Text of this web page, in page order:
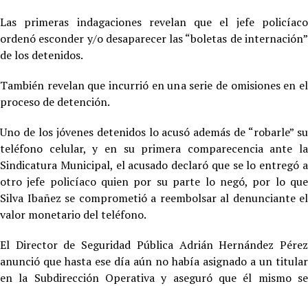
Las primeras indagaciones revelan que el jefe policíaco
ordenó esconder y/o desaparecer las “boletas de internación”
de los detenidos.
También revelan que incurrió en una serie de omisiones en el
proceso de detención.
Uno de los jóvenes detenidos lo acusó además de “robarle” su
teléfono celular, y en su primera comparecencia ante la
Sindicatura Municipal, el acusado declaró que se lo entregó a
otro jefe policíaco quien por su parte lo negó, por lo que
Silva Ibañez se comprometió a reembolsar al denunciante el
valor monetario del teléfono.
El Director de Seguridad Pública Adrián Hernández Pérez
anunció que hasta ese día aún no había asignado a un titular
en la Subdirección Operativa y aseguró que él mismo se